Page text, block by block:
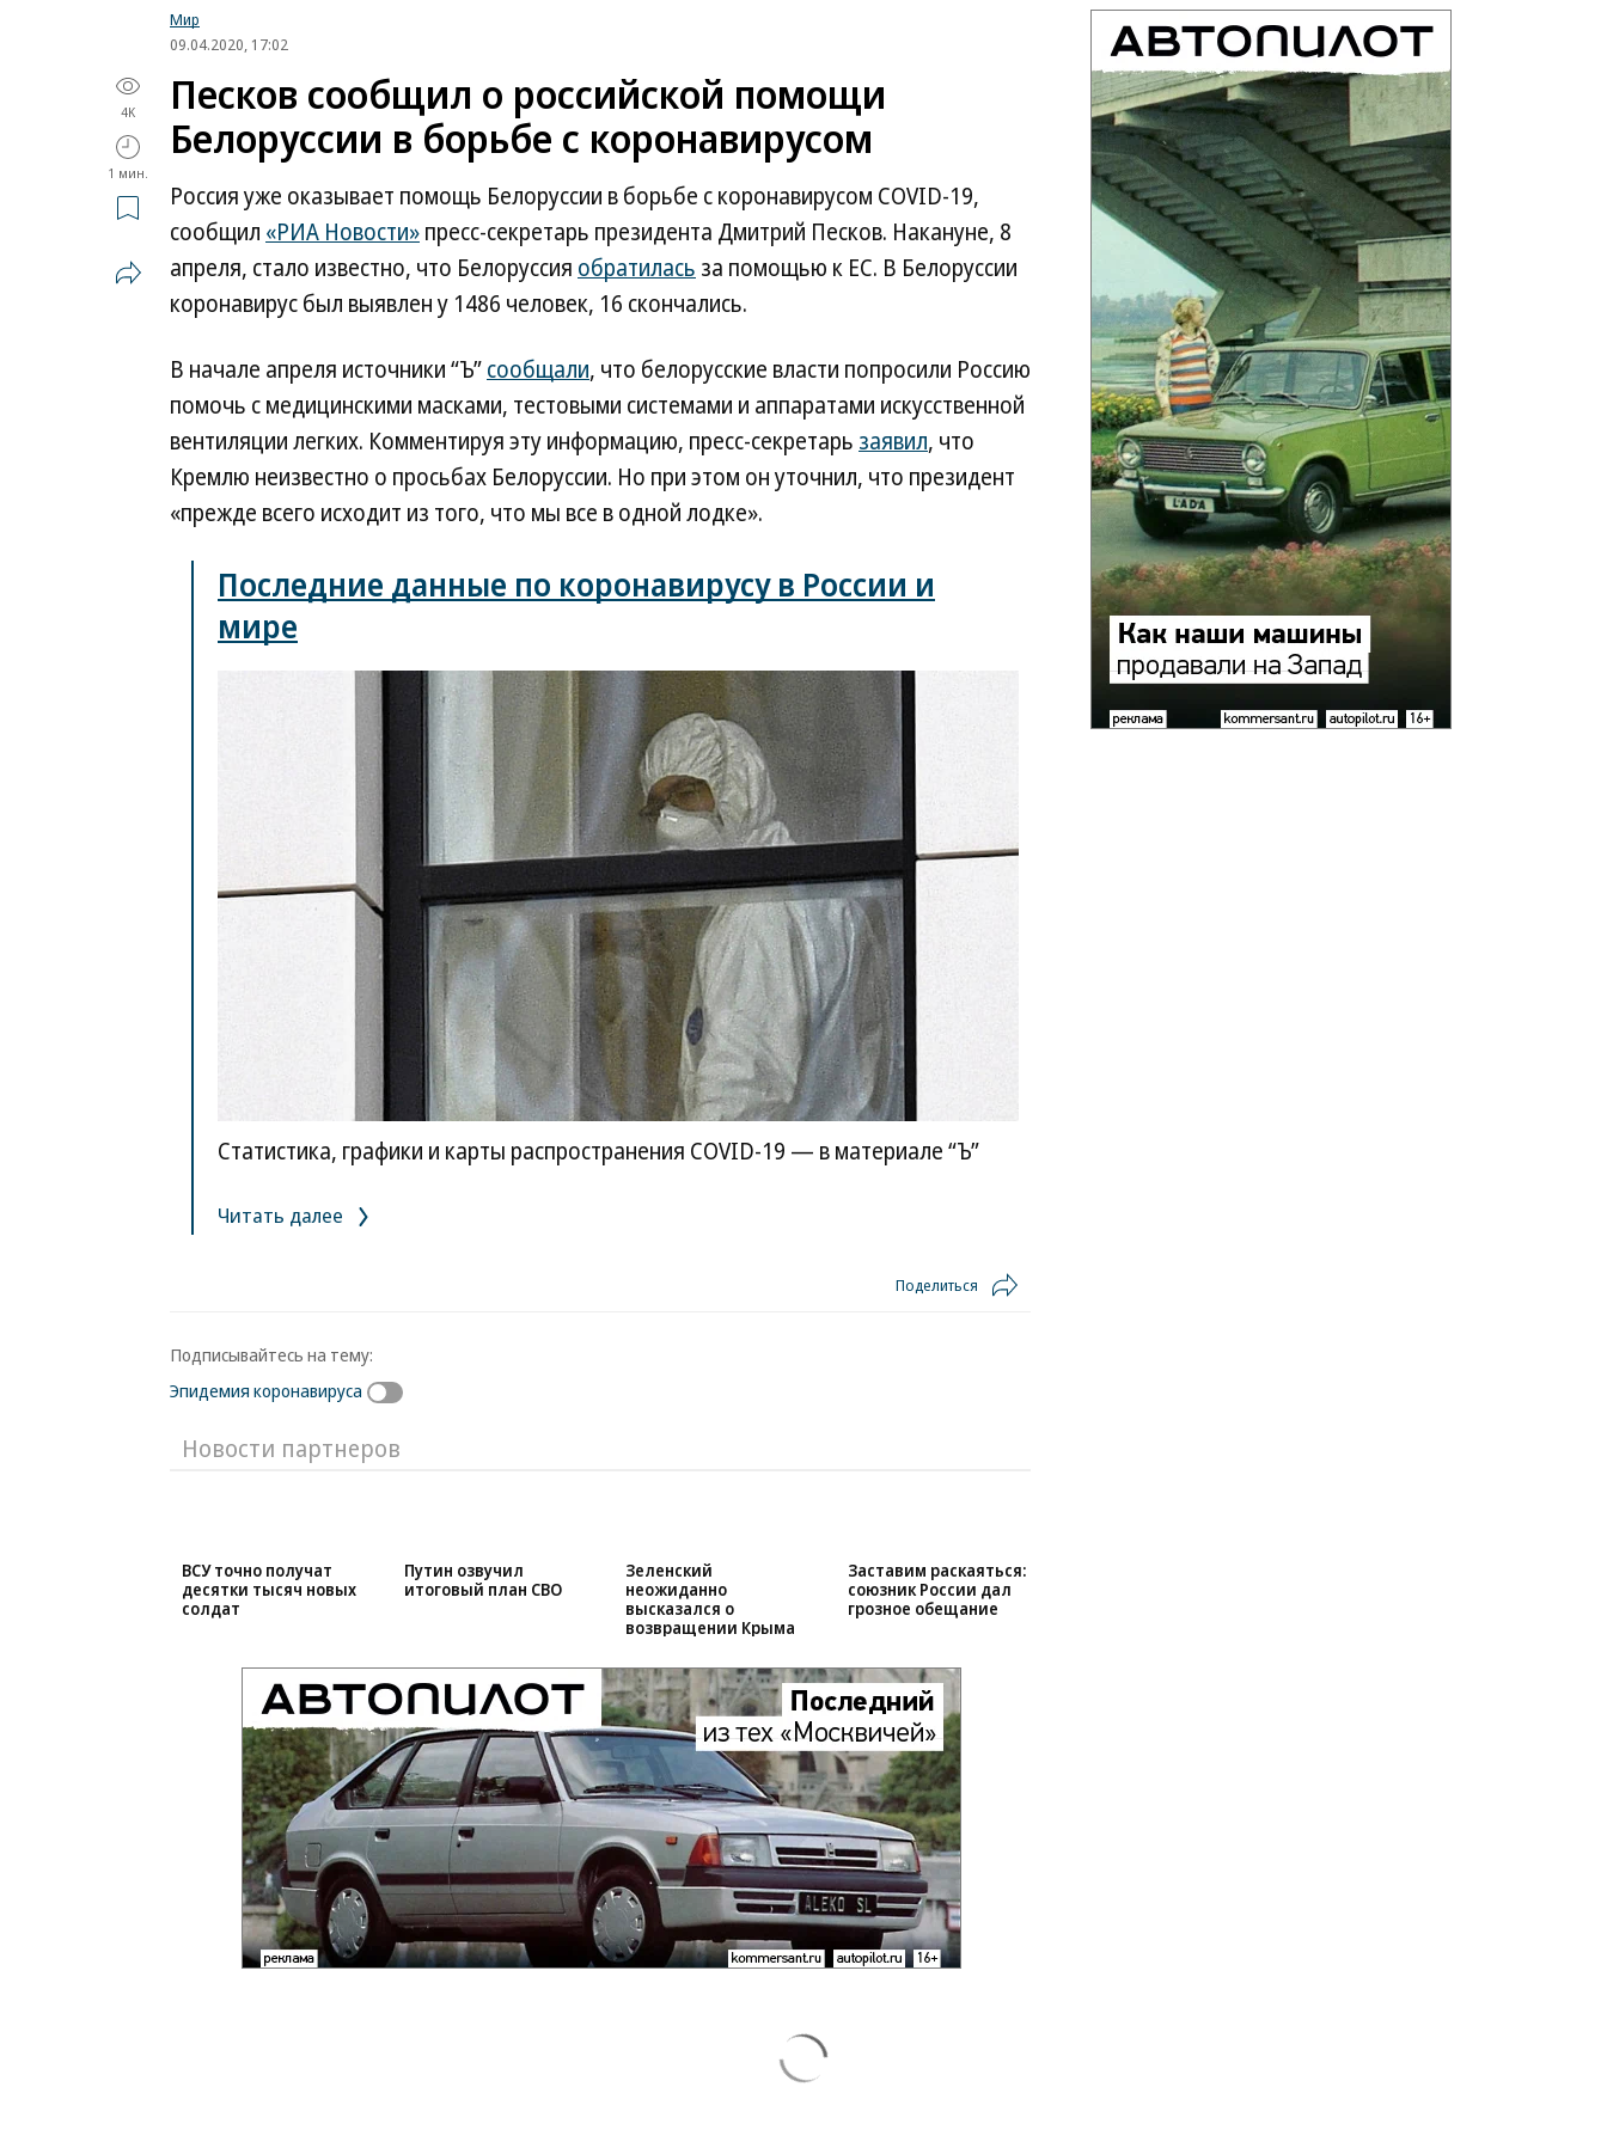
Мир
09.04.2020, 17:02
4K
1 мин.
Песков сообщил о российской помощи
Белоруссии в борьбе с коронавирусом
Россия уже оказывает помощь Белоруссии в борьбе с коронавирусом COVID-19,
сообщил «РИА Новости»пресс-секретарь президента Дмитрий Песков. Накануне, 8
апреля, стало известно, что Белоруссия обратилась за помощью к ЕС. В Белоруссии
коронавирус был выявлен у 1486 человек, 16 скончались.
В начале апреля источники “Ъ”сообщали, что белорусские власти попросили Россию
помочь с медицинскими масками, тестовыми системами и аппаратами искусственной
вентиляции легких. Комментируя эту информацию, пресс-секретарь заявил, что
Кремлю неизвестно о просьбах Белоруссии. Но при этом он уточнил, что президент
«прежде всего исходит из того, что мы все в одной лодке».
Последние данные по коронавирусу в России и
мире
Статистика, графики и карты распространения COVID-19 — в материале “Ъ”
Читать далее
Поделиться
Подписывайтесь на тему:
Эпидемия коронавируса
Новости партнеров
Зеленский
высказался о
возвращении Крыма
грозное обещание